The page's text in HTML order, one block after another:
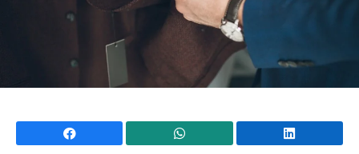
Facebook WhatsApp